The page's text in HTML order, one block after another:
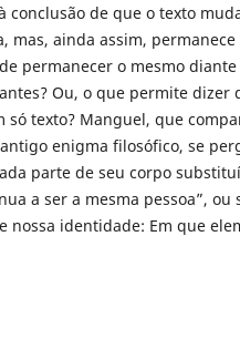
conclusão de que o texto
mas, ainda assim, permanece
permanecer o mesmo diante
Ou, o que permite dizer
só texto? Manguel, que
enigma filosófico, se
parte de seu corpo
a ser a mesma pessoa”, ou
nossa identidade: Em que